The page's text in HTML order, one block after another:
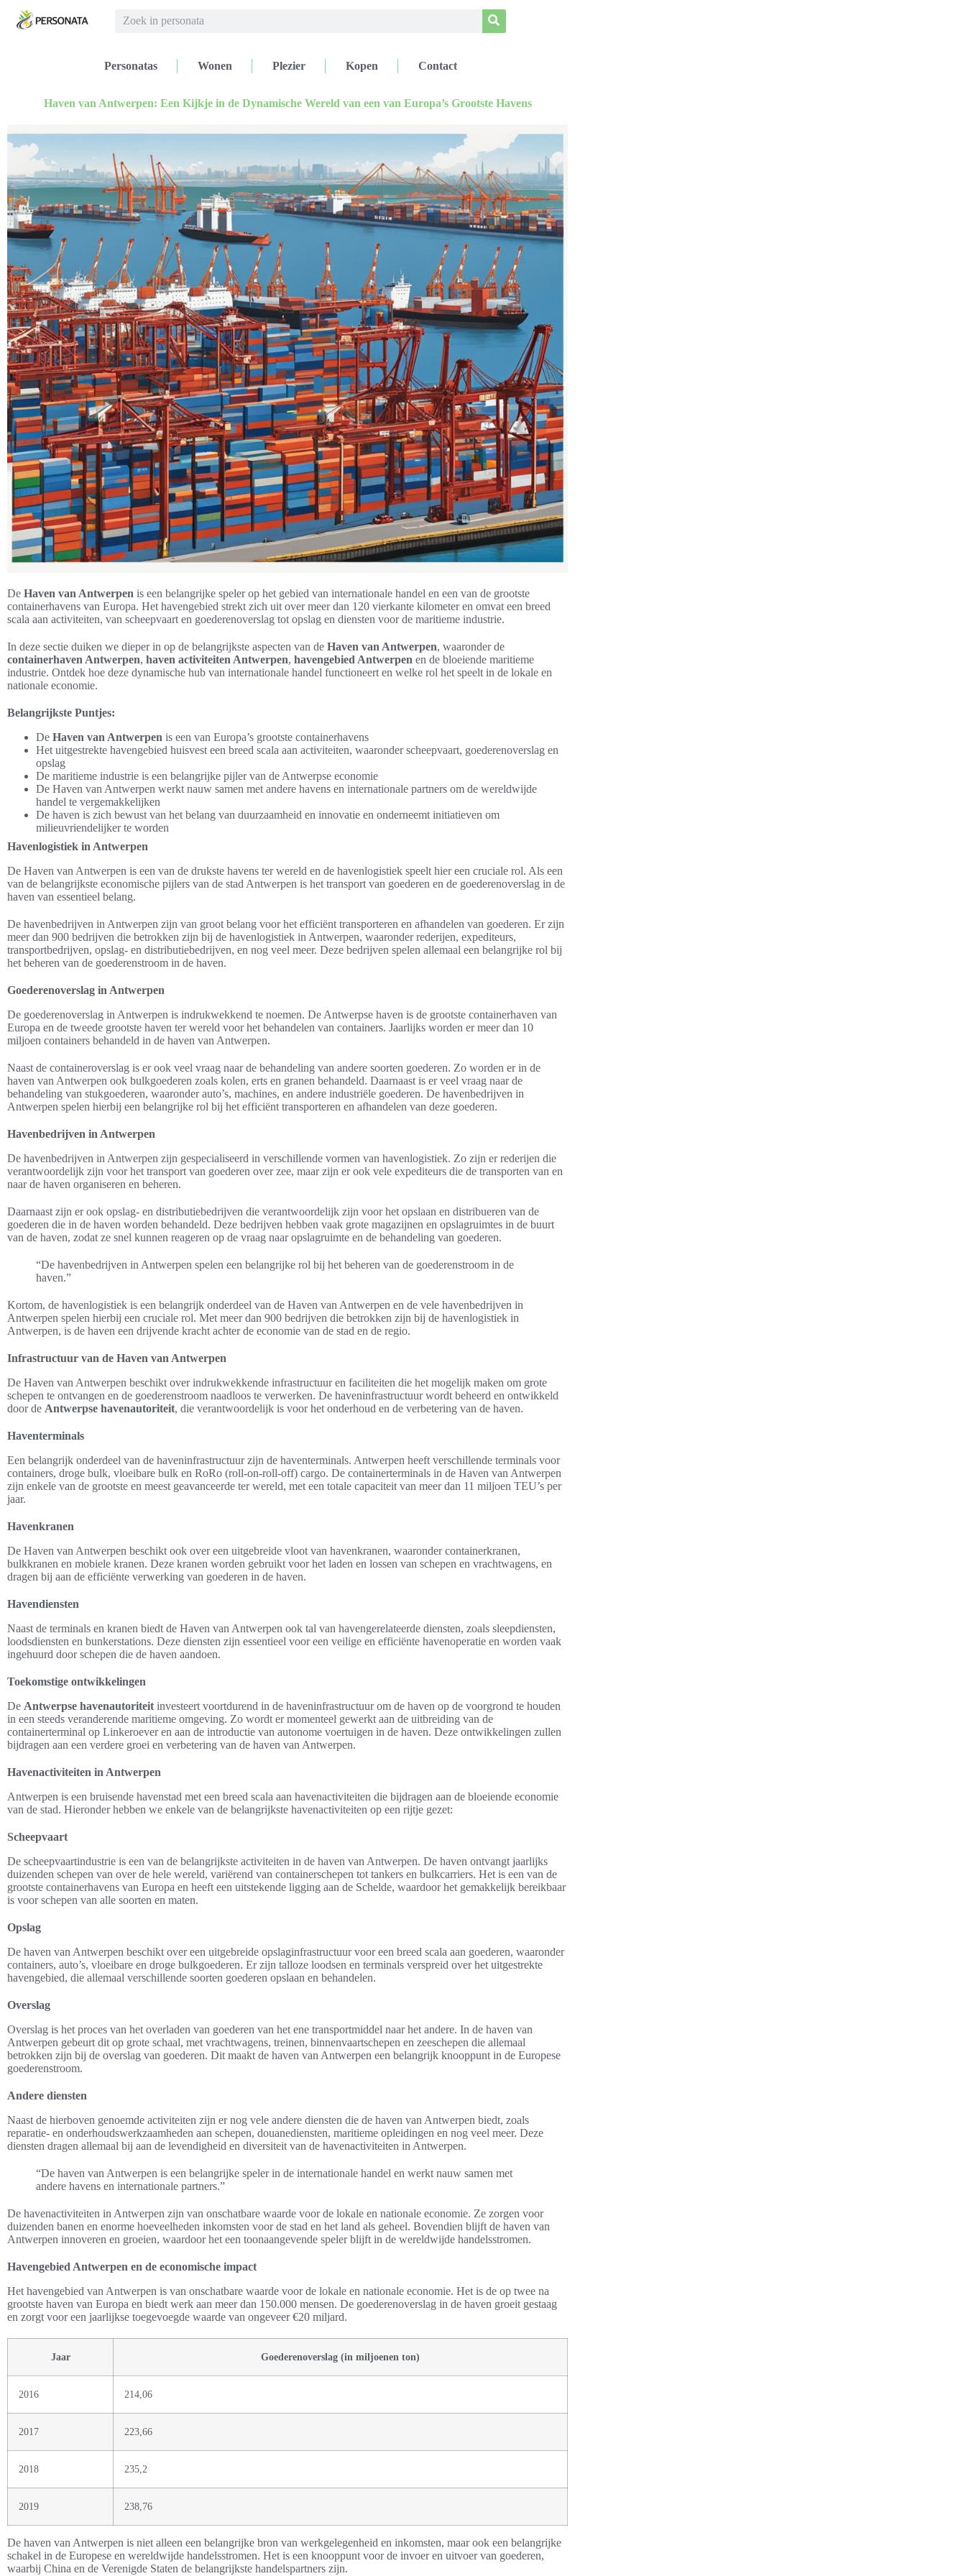
Personatas Wonen Plezier Kopen Contact
Haven van Antwerpen: Een Kijkje in de Dynamische Wereld van een van Europa’s Grootste Havens
De Haven van Antwerpen is een belangrijke speler op het gebied van internationale handel en een van de grootste
containerhavens van Europa. Het havengebied strekt zich uit over meer dan 120 vierkante kilometer en omvat een breed
scala aan activiteiten, van scheepvaart en goederenoverslag tot opslag en diensten voor de maritieme industrie.
In deze sectie duiken we dieper in op de belangrijkste aspecten van de Haven van Antwerpen, waaronder de
containerhaven Antwerpen, haven activiteiten Antwerpen, havengebied Antwerpen en de bloeiende maritieme
industrie. Ontdek hoe deze dynamische hub van internationale handel functioneert en welke rol het speelt in de lokale en
nationale economie.
Belangrijkste Puntjes:
De Haven van Antwerpen is een van Europa’s grootste containerhavens
Het uitgestrekte havengebied huisvest een breed scala aan activiteiten, waaronder scheepvaart, goederenoverslag en
opslag
De maritieme industrie is een belangrijke pijler van de Antwerpse economie
De Haven van Antwerpen werkt nauw samen met andere havens en internationale partners om de wereldwijde
handel te vergemakkelijken
De haven is zich bewust van het belang van duurzaamheid en innovatie en onderneemt initiatieven om
milieuvriendelijker te worden
Havenlogistiek in Antwerpen
De Haven van Antwerpen is een van de drukste havens ter wereld en de havenlogistiek speelt hier een cruciale rol. Als een
van de belangrijkste economische pijlers van de stad Antwerpen is het transport van goederen en de goederenoverslag in de
haven van essentieel belang.
De havenbedrijven in Antwerpen zijn van groot belang voor het efficiënt transporteren en afhandelen van goederen. Er zijn
meer dan 900 bedrijven die betrokken zijn bij de havenlogistiek in Antwerpen, waaronder rederijen, expediteurs,
transportbedrijven, opslag- en distributiebedrijven, en nog veel meer. Deze bedrijven spelen allemaal een belangrijke rol bij
het beheren van de goederenstroom in de haven.
Goederenoverslag in Antwerpen
De goederenoverslag in Antwerpen is indrukwekkend te noemen. De Antwerpse haven is de grootste containerhaven van
Europa en de tweede grootste haven ter wereld voor het behandelen van containers. Jaarlijks worden er meer dan 10
miljoen containers behandeld in de haven van Antwerpen.
Naast de containeroverslag is er ook veel vraag naar de behandeling van andere soorten goederen. Zo worden er in de
haven van Antwerpen ook bulkgoederen zoals kolen, erts en granen behandeld. Daarnaast is er veel vraag naar de
behandeling van stukgoederen, waaronder auto’s, machines, en andere industriële goederen. De havenbedrijven in
Antwerpen spelen hierbij een belangrijke rol bij het efficiënt transporteren en afhandelen van deze goederen.
Havenbedrijven in Antwerpen
De havenbedrijven in Antwerpen zijn gespecialiseerd in verschillende vormen van havenlogistiek. Zo zijn er rederijen die
verantwoordelijk zijn voor het transport van goederen over zee, maar zijn er ook vele expediteurs die de transporten van en
naar de haven organiseren en beheren.
Daarnaast zijn er ook opslag- en distributiebedrijven die verantwoordelijk zijn voor het opslaan en distribueren van de
goederen die in de haven worden behandeld. Deze bedrijven hebben vaak grote magazijnen en opslagruimtes in de buurt
van de haven, zodat ze snel kunnen reageren op de vraag naar opslagruimte en de behandeling van goederen.
“De havenbedrijven in Antwerpen spelen een belangrijke rol bij het beheren van de goederenstroom in de
haven.”
Kortom, de havenlogistiek is een belangrijk onderdeel van de Haven van Antwerpen en de vele havenbedrijven in
Antwerpen spelen hierbij een cruciale rol. Met meer dan 900 bedrijven die betrokken zijn bij de havenlogistiek in
Antwerpen, is de haven een drijvende kracht achter de economie van de stad en de regio.
Infrastructuur van de Haven van Antwerpen
De Haven van Antwerpen beschikt over indrukwekkende infrastructuur en faciliteiten die het mogelijk maken om grote
schepen te ontvangen en de goederenstroom naadloos te verwerken. De haveninfrastructuur wordt beheerd en ontwikkeld
door de Antwerpse havenautoriteit, die verantwoordelijk is voor het onderhoud en de verbetering van de haven.
Haventerminals
Een belangrijk onderdeel van de haveninfrastructuur zijn de haventerminals. Antwerpen heeft verschillende terminals voor
containers, droge bulk, vloeibare bulk en RoRo (roll-on-roll-off) cargo. De containerterminals in de Haven van Antwerpen
zijn enkele van de grootste en meest geavanceerde ter wereld, met een totale capaciteit van meer dan 11 miljoen TEU’s per
jaar.
Havenkranen
De Haven van Antwerpen beschikt ook over een uitgebreide vloot van havenkranen, waaronder containerkranen,
bulkkranen en mobiele kranen. Deze kranen worden gebruikt voor het laden en lossen van schepen en vrachtwagens, en
dragen bij aan de efficiënte verwerking van goederen in de haven.
Havendiensten
Naast de terminals en kranen biedt de Haven van Antwerpen ook tal van havengerelateerde diensten, zoals sleepdiensten,
loodsdiensten en bunkerstations. Deze diensten zijn essentieel voor een veilige en efficiënte havenoperatie en worden vaak
ingehuurd door schepen die de haven aandoen.
Toekomstige ontwikkelingen
De Antwerpse havenautoriteit investeert voortdurend in de haveninfrastructuur om de haven op de voorgrond te houden
in een steeds veranderende maritieme omgeving. Zo wordt er momenteel gewerkt aan de uitbreiding van de
containerterminal op Linkeroever en aan de introductie van autonome voertuigen in de haven. Deze ontwikkelingen zullen
bijdragen aan een verdere groei en verbetering van de haven van Antwerpen.
Havenactiviteiten in Antwerpen
Antwerpen is een bruisende havenstad met een breed scala aan havenactiviteiten die bijdragen aan de bloeiende economie
van de stad. Hieronder hebben we enkele van de belangrijkste havenactiviteiten op een rijtje gezet:
Scheepvaart
De scheepvaartindustrie is een van de belangrijkste activiteiten in de haven van Antwerpen. De haven ontvangt jaarlijks
duizenden schepen van over de hele wereld, variërend van containerschepen tot tankers en bulkcarriers. Het is een van de
grootste containerhavens van Europa en heeft een uitstekende ligging aan de Schelde, waardoor het gemakkelijk bereikbaar
is voor schepen van alle soorten en maten.
Opslag
De haven van Antwerpen beschikt over een uitgebreide opslaginfrastructuur voor een breed scala aan goederen, waaronder
containers, auto’s, vloeibare en droge bulkgoederen. Er zijn talloze loodsen en terminals verspreid over het uitgestrekte
havengebied, die allemaal verschillende soorten goederen opslaan en behandelen.
Overslag
Overslag is het proces van het overladen van goederen van het ene transportmiddel naar het andere. In de haven van
Antwerpen gebeurt dit op grote schaal, met vrachtwagens, treinen, binnenvaartschepen en zeeschepen die allemaal
betrokken zijn bij de overslag van goederen. Dit maakt de haven van Antwerpen een belangrijk knooppunt in de Europese
goederenstroom.
Andere diensten
Naast de hierboven genoemde activiteiten zijn er nog vele andere diensten die de haven van Antwerpen biedt, zoals
reparatie- en onderhoudswerkzaamheden aan schepen, douanediensten, maritieme opleidingen en nog veel meer. Deze
diensten dragen allemaal bij aan de levendigheid en diversiteit van de havenactiviteiten in Antwerpen.
“De haven van Antwerpen is een belangrijke speler in de internationale handel en werkt nauw samen met
andere havens en internationale partners.”
De havenactiviteiten in Antwerpen zijn van onschatbare waarde voor de lokale en nationale economie. Ze zorgen voor
duizenden banen en enorme hoeveelheden inkomsten voor de stad en het land als geheel. Bovendien blijft de haven van
Antwerpen innoveren en groeien, waardoor het een toonaangevende speler blijft in de wereldwijde handelsstromen.
Havengebied Antwerpen en de economische impact
Het havengebied van Antwerpen is van onschatbare waarde voor de lokale en nationale economie. Het is de op twee na
grootste haven van Europa en biedt werk aan meer dan 150.000 mensen. De goederenoverslag in de haven groeit gestaag
en zorgt voor een jaarlijkse toegevoegde waarde van ongeveer €20 miljard.
Jaar Goederenoverslag (in miljoenen ton)
2016 214,06
2017 223,66
2018 235,2
2019 238,76
De haven van Antwerpen is niet alleen een belangrijke bron van werkgelegenheid en inkomsten, maar ook een belangrijke
schakel in de Europese en wereldwijde handelsstromen. Het is een knooppunt voor de invoer en uitvoer van goederen,
waarbij China en de Verenigde Staten de belangrijkste handelspartners zijn.